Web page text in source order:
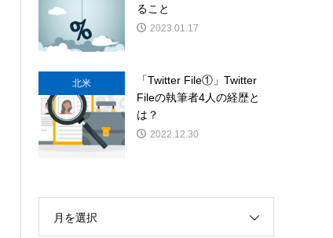
ること
2023.01.17
北米
「Twitter File①」Twitter
Fileの執筆者4人の経歴と
は？
2022.12.30
月を選択